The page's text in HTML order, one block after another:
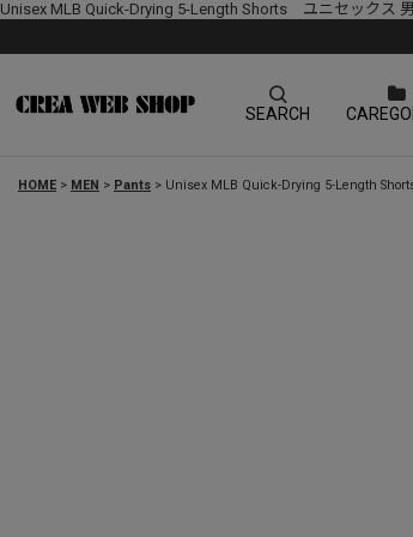
Unisex MLB Quick-Drying 5-Length Shorts ユニセックス
SEARCH
HOME > MEN > Pants > Unisex MLB Quick-Drying 5-Length